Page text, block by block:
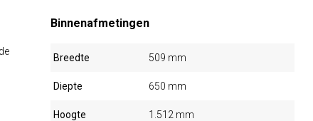
Binnenafmetingen
Breedte 509 mm
Diepte 650 mm
Hoogte 1.512 mm